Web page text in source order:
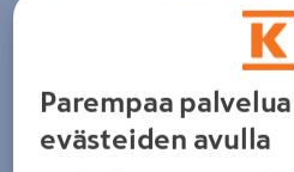
Parempaa palvelua
evästeiden avulla